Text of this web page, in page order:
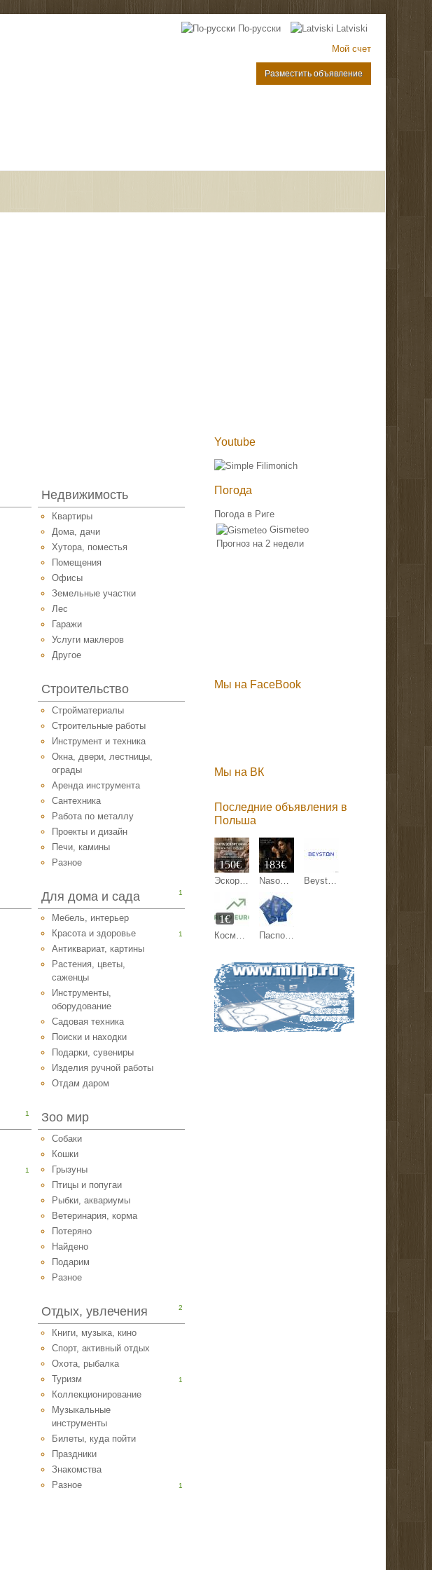
По-русски
Latviski
Мой счет
Разместить объявление
Недвижимость
Квартиры
Дома, дачи
Хутора, поместья
Помещения
Офисы
Земельные участки
Лес
Гаражи
Услуги маклеров
Другое
Строительство
Стройматериалы
Строительные работы
Инструмент и техника
Окна, двери, лестницы,
ограды
Аренда инструмента
Сантехника
Работа по металлу
Проекты и дизайн
Печи, камины
Разное
Для дома и сада 1
Мебель, интерьер
Красота и здоровье
1
Антиквариат, картины
Растения, цветы,
саженцы
Инструменты,
оборудование
Садовая техника
Поиски и находки
Подарки, сувениры
Изделия ручной работы
Отдам даром
1
1
Зоо мир
Собаки
Кошки
Грызуны
Птицы и попугаи
Рыбки, аквариумы
Ветеринария, корма
Потеряно
Найдено
Подарим
Разное
Отдых, увлечения 2
Книги, музыка, кино
Спорт, активный отдых
Охота, рыбалка
Туризм
1
Коллекционирование
Музыкальные
инструменты
Билеты, куда пойти
Праздники
Знакомства
Разное
1
Youtube
Погода
Погода в Риге
Gismeteo
Прогноз на 2 недели
Мы на FaceBook
Мы на ВК
Последние объявления в
Польша
Эскорт работа Киев, Кишинев, Варшава, Берлин, Париж.
150€
Nasomatto Black Afgano Extrait de Parfum 30 ml
183€
Beyston — это международная онлайн-маркетплейс-платформа
Косметика и средства по уходу за собой
1€
Паспорт Украины, гражданство, id карта